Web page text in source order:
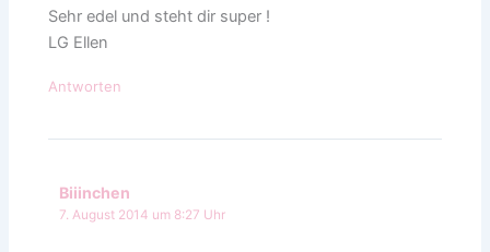
Sehr edel und steht dir super !
LG Ellen
Antworten
Biiinchen
7. August 2014 um 8:27 Uhr